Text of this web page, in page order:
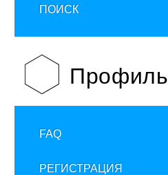
ПОИСК
Профиль
FAQ
РЕГИСТРАЦИЯ